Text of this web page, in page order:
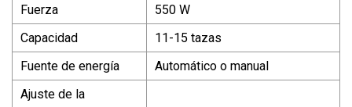
Fuerza
550 W
Capacidad
11-15 tazas
Fuente de energía
Automático o manual
Ajuste de la